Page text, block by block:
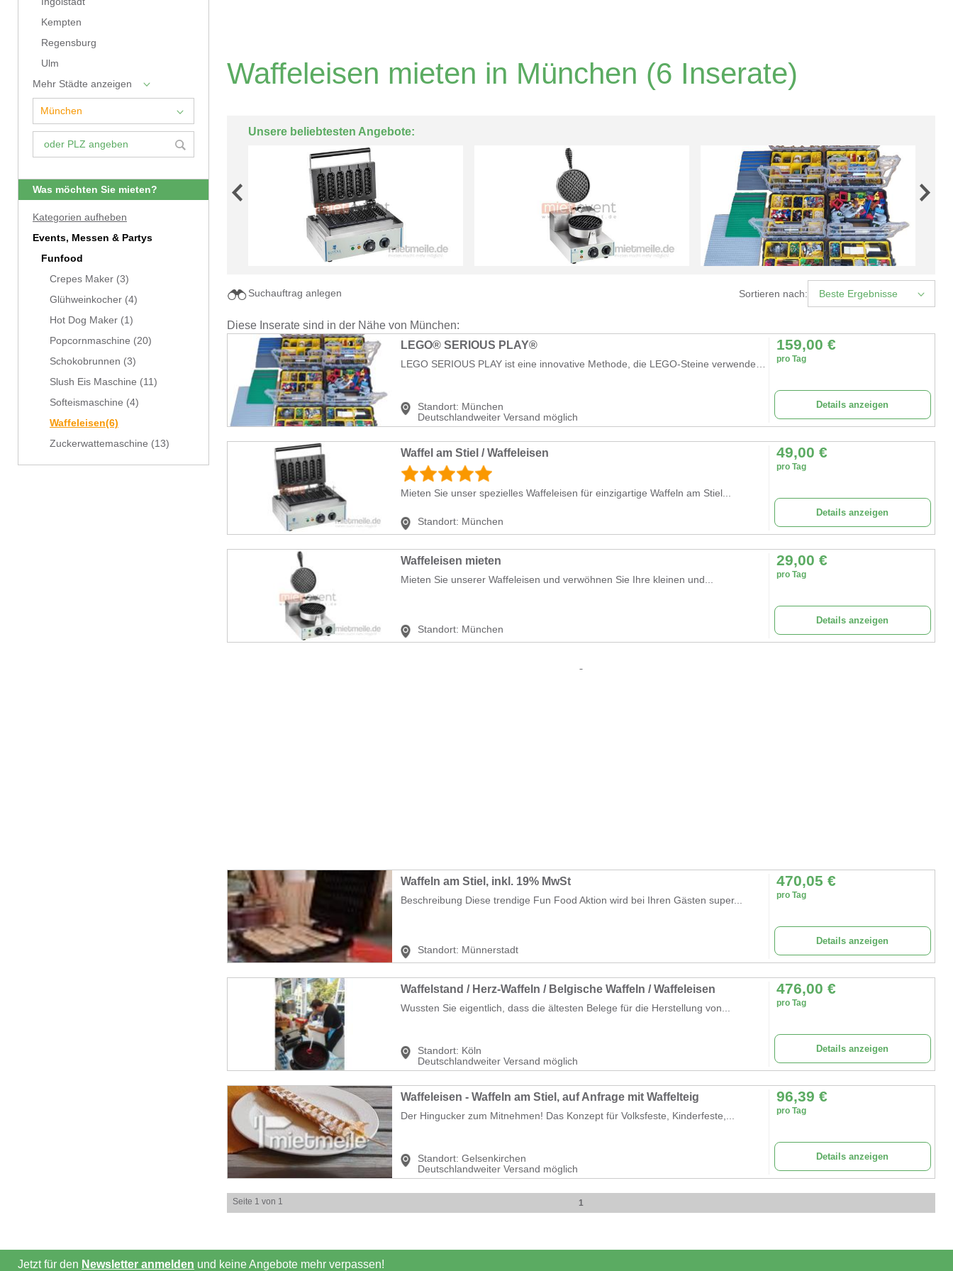
Kempten
Regensburg
Ulm
Mehr Städte anzeigen
Was möchten Sie mieten?
Kategorien aufheben
Events, Messen & Partys
Funfood
Crepes Maker (3)
Glühweinkocher (4)
Hot Dog Maker (1)
Popcornmaschine (20)
Schokobrunnen (3)
Slush Eis Maschine (11)
Softeismaschine (4)
Waffeleisen(6)
Zuckerwattemaschine (13)
Waffeleisen mieten in München (6 Inserate)
Unsere beliebtesten Angebote:
Sortieren nach: Beste Ergebnisse
Suchauftrag anlegen
Diese Inserate sind in der Nähe von München:
LEGO® SERIOUS PLAY®
Standort: München
Deutschlandweiter Versand möglich
159,00 €
pro Tag
Details anzeigen
Waffel am Stiel / Waffeleisen
Mieten Sie unser spezielles Waffeleisen für einzigartige Waffeln am Stiel...
Standort: München
49,00 €
pro Tag
Details anzeigen
Waffeleisen mieten
Mieten Sie unserer Waffeleisen und verwöhnen Sie Ihre kleinen und...
Standort: München
29,00 €
pro Tag
Details anzeigen
Waffeln am Stiel, inkl. 19% MwSt
Beschreibung Diese trendige Fun Food Aktion wird bei Ihren Gästen super...
Standort: Münnerstadt
470,05 €
pro Tag
Details anzeigen
Waffelstand / Herz-Waffeln / Belgische Waffeln / Waffeleisen
Wussten Sie eigentlich, dass die ältesten Belege für die Herstellung von...
Standort: Köln
Deutschlandweiter Versand möglich
476,00 €
pro Tag
Details anzeigen
Waffeleisen - Waffeln am Stiel, auf Anfrage mit Waffelteig
Der Hingucker zum Mitnehmen! Das Konzept für Volksfeste, Kinderfeste,...
Standort: Gelsenkirchen
Deutschlandweiter Versand möglich
96,39 €
pro Tag
Details anzeigen
Seite 1 von 1 1
Jetzt für den Newsletter anmelden und keine Angebote mehr verpassen!